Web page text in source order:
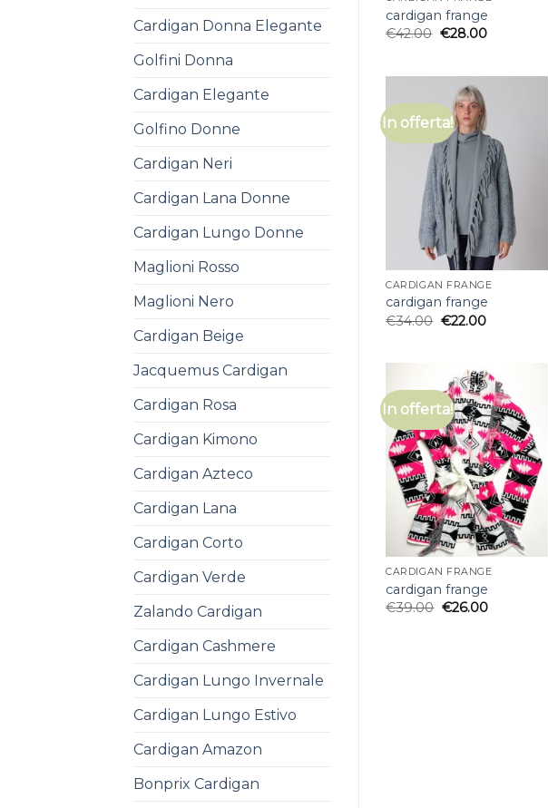
Cardigan Donna Elegante
Golfini Donna
Cardigan Elegante
Golfino Donne
Cardigan Neri
Cardigan Lana Donne
Cardigan Lungo Donne
Maglioni Rosso
Maglioni Nero
Cardigan Beige
Jacquemus Cardigan
Cardigan Rosa
Cardigan Kimono
Cardigan Azteco
Cardigan Lana
Cardigan Corto
Cardigan Verde
Zalando Cardigan
Cardigan Cashmere
Cardigan Lungo Invernale
Cardigan Lungo Estivo
Cardigan Amazon
Bonprix Cardigan
cardigan frange
€42.00 €28.00
In offerta!
CARDIGAN FRANGE
cardigan frange
€34.00 €22.00
In offerta!
CARDIGAN FRANGE
cardigan frange
€39.00 €26.00